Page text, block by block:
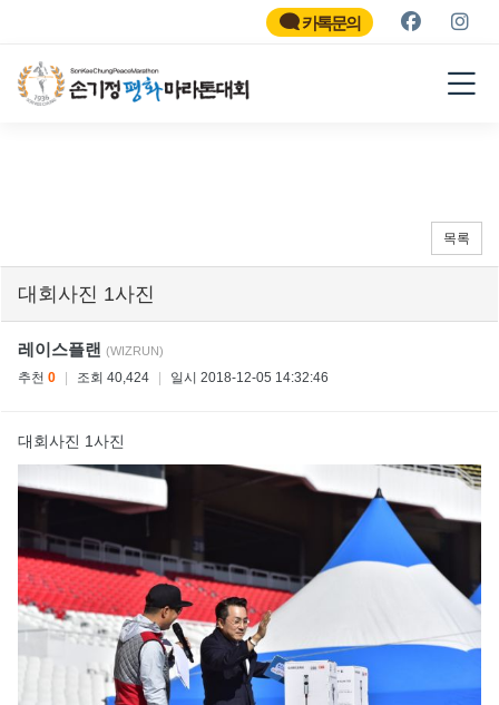
카톡문의
MARATHON
2026
목록
대회사진 1사진
레이스플랜 (WIZRUN)
추천 0 조회 40,424 일시 2018-12-05 14:32:46
대회사진 1사진